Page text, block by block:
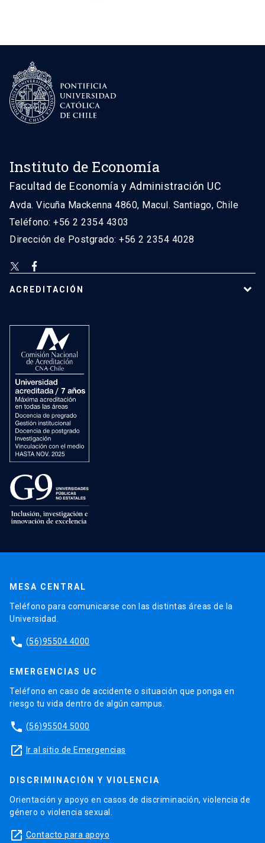
Instituto de Economía
Facultad de Economía y Administración UC
Avda. Vicuña Mackenna 4860, Macul. Santiago, Chile
Teléfono: +56 2 2354 4303
Dirección de Postgrado: +56 2 2354 4028
ACREDITACIÓN
MESA CENTRAL
Teléfono para comunicarse con las distintas áreas de la
Universidad.
phone (56)95504 4000
EMERGENCIAS UC
Teléfono en caso de accidente o situación que ponga en
riesgo tu vida dentro de algún campus.
phone (56)95504 5000
launch Ir al sitio de Emergencias
DISCRIMINACIÓN Y VIOLENCIA
Orientación y apoyo en casos de discriminación, violencia de
género o violencia sexual.
launch Contacto para apoyo